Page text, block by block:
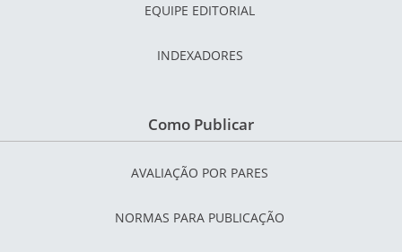
EQUIPE EDITORIAL
INDEXADORES
Como Publicar
AVALIAÇÃO POR PARES
NORMAS PARA PUBLICAÇÃO